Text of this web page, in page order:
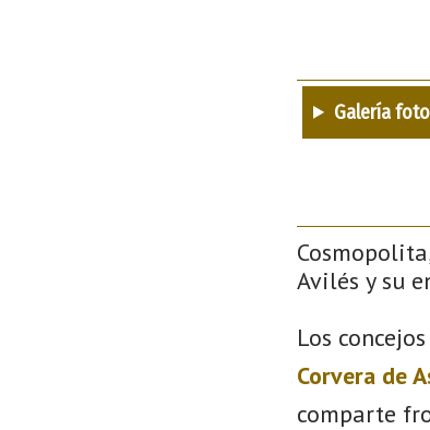
Galería
Avilés y su
Los
Corvera de
comparte